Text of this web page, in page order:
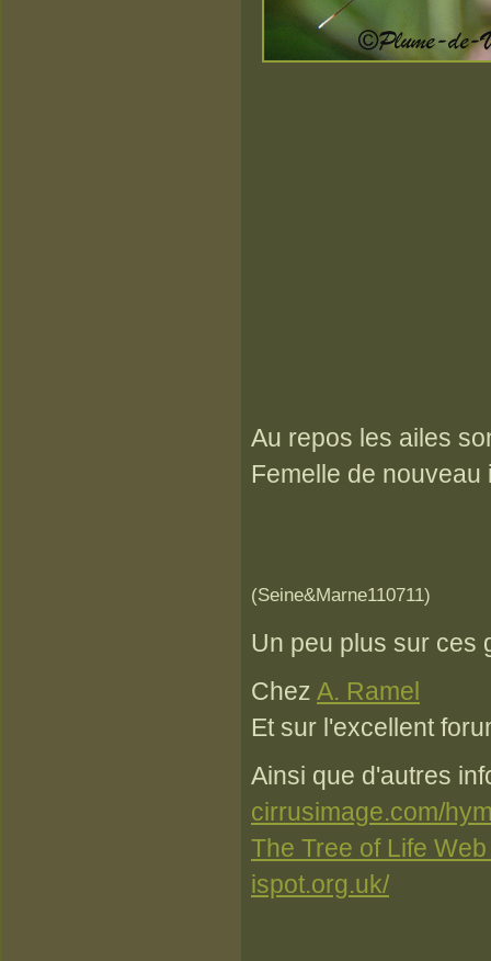
Au repos les ailes
Femelle de
(Seine&Marne110711)
Un peu plus sur ces
Chez A. Ramel
Et sur l'excellent
Ainsi que d'autres
cirrusimage.com/
The Tree of Life
ispot.org.uk/